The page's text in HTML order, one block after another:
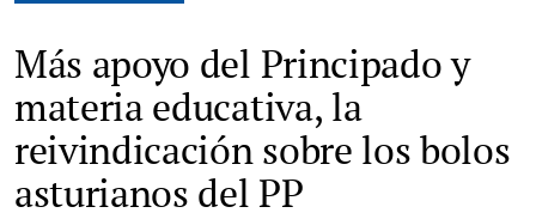
Más apoyo del Principado y
materia educativa, la
reivindicación sobre los bolos
asturianos del PP